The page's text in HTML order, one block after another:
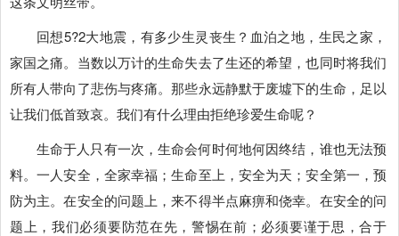
回想5?2大地震，有多少生灵丧生？血泊之地，生民之家，
家国之痛。当数以万计的生命失去了生还的希望，也同时将我们
所有人带向了悲伤与疼痛。那些永远静默于废墟下的生命，足以
让我们低首致哀。我们有什么理由拒绝珍爱生命呢？
生命于人只有一次，生命会何时何地何因终结，谁也无法预
料。一人安全，全家幸福；生命至上，安全为天；安全第一，预
防为主。在安全的问题上，来不得半点麻痹和侥幸。在安全的问
题上，我们必须要防范在先，警惕在前；必须要谨于思，合于